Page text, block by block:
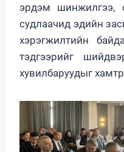
эрдэм шинжилгээ,
судлаачид эдийн
хэрэгжилтийн
тэдгээрийг
хувилбаруудыг